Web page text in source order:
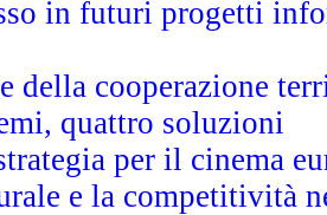
in futuri progetti
della cooperazione
quattro soluzioni
per il cinema
e la competitività